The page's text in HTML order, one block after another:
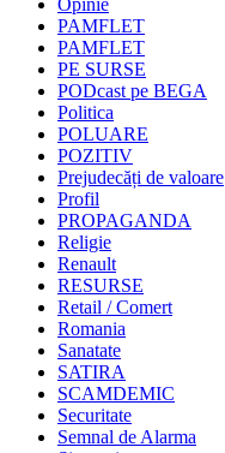
Opinie
PAMFLET
PAMFLET
PE SURSE
PODcast pe BEGA
Politica
POLUARE
POZITIV
Prejudecăți de valoare
Profil
PROPAGANDA
Religie
Renault
RESURSE
Retail / Comert
Romania
Sanatate
SATIRA
SCAMDEMIC
Securitate
Semnal de Alarma